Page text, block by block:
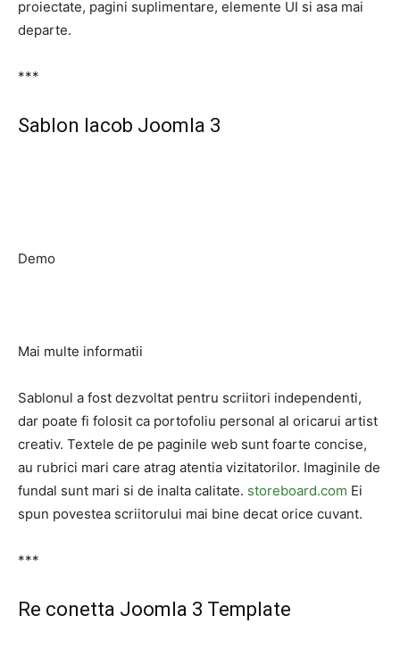
proiectate, pagini suplimentare, elemente UI si asa mai
departe.
***
Sablon Iacob Joomla 3
Demo
Mai multe informatii
Sablonul a fost dezvoltat pentru scriitori independenti,
dar poate fi folosit ca portofoliu personal al oricarui artist
creativ. Textele de pe paginile web sunt foarte concise,
au rubrici mari care atrag atentia vizitatorilor. Imaginile de
fundal sunt mari si de inalta calitate. storeboard.com Ei
spun povestea scriitorului mai bine decat orice cuvant.
***
Re conetta Joomla 3 Template